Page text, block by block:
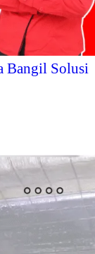
Bangil Solusi